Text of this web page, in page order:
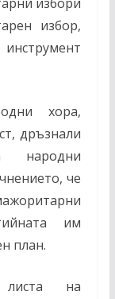
избор,
хора,
дръзнали
народни
че
им
план.
на